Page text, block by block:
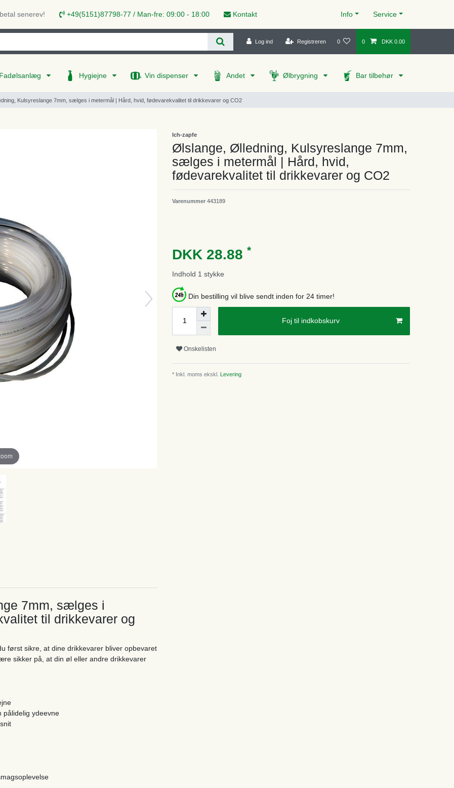
senerev! +49(5151)87798-77 / Man-fre: 09:00 - 18:00 Kontakt Info Service
Log ind Registreren 0 0 DKK 0.00
Fadølsanlæg Hygiejne Vin dispenser Andet Ølbrygning Bar tilbehør
Kulsyreslange 7mm, sælges i metermål | Hård, hvid, fødevarekvalitet til drikkevarer og CO2
Ich-zapfe
Ølslange, Ølledning, Kulsyreslange 7mm,
sælges i metermål | Hård, hvid,
fødevarekvalitet til drikkevarer og CO2
Varenummer 443189
DKK 28.88 *
Indhold 1 stykke
Din bestilling vil blive sendt inden for 24 timer!
Foj til indkobskurv
Onskelisten
* Inkl. moms ekskl. Levering
7mm, sælges i
til drikkevarer og
først sikre, at dine drikkevarer bliver opbevaret
sikker på, at din øl eller andre drikkevarer
pålidelig ydeevne